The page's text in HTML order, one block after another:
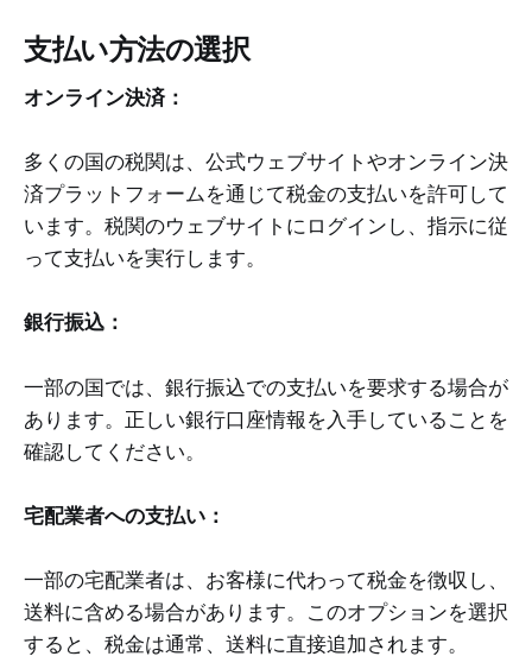
支払い方法の選択
オンライン決済：
多くの国の税関は、公式ウェブサイトやオンライン決
済プラットフォームを通じて税金の支払いを許可して
います。税関のウェブサイトにログインし、指示に従
って支払いを実行します。
銀行振込：
一部の国では、銀行振込での支払いを要求する場合が
あります。正しい銀行口座情報を入手していることを
確認してください。
宅配業者への支払い：
一部の宅配業者は、お客様に代わって税金を徴収し、
送料に含める場合があります。このオプションを選択
すると、税金は通常、送料に直接追加されます。